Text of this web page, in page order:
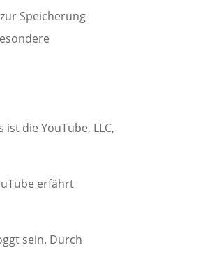
Speicherung
die YouTube, LLC,
erfährt
sein. Durch